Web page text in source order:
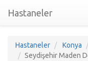
Hastaneler
Hastaneler Konya
Seydişehir Maden